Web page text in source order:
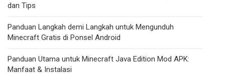
dan Tips
Panduan Langkah demi Langkah untuk Mengunduh
Minecraft Gratis di Ponsel Android
Panduan Utama untuk Minecraft Java Edition Mod APK:
Manfaat & Instalasi